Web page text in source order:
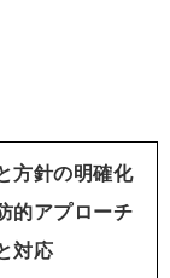
方針の明確化
的アプローチ
対応